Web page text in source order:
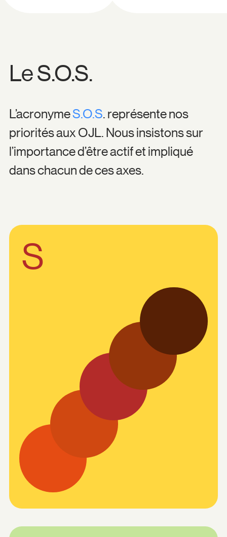
Le S.O.S.
L’acronymeS.O.S . représente nos
priorités aux OJL. Nous insistons sur
l’importance d’être actif et impliqué
dans chacun de ces axes.
S